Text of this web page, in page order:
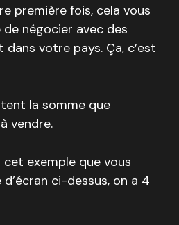
première fois, cela vous
négocier avec des
votre pays. Ça, c’est
la somme que
vendre.
exemple que vous
ci-dessus, on a 4